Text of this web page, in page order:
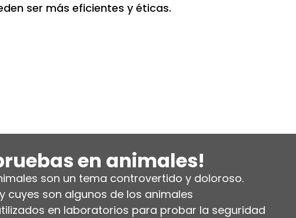
ser más eficientes y éticas.
en animales!
son un tema controvertido y doloroso.
cuyes son algunos de los animales
en laboratorios para probar la seguridad